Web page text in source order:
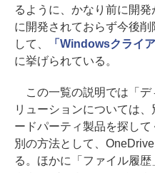
るように、かなり前に開
に開発されておらず今後
して、
「Windowsクライ
に挙げられている。
この一覧の説明では「デ
リューションについては
ードパーティ製品を探して
別の方法として、
る。ほかに「ファイル履